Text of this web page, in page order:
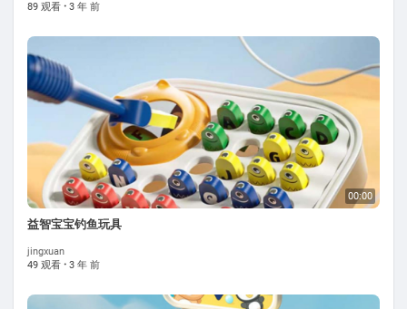
89 观看 · 3 年 前
00:00
益智宝宝钓鱼玩具
jingxuan
49 观看 · 3 年 前